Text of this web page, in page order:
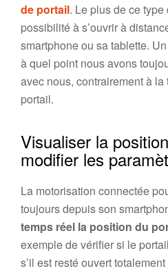
de portail. Le plus de ce
possibilité à s’ouvrir à
smartphone ou sa tablette.
à quel point nous avons
avec nous, contrairement à
portail.
Visualiser la
modifier les
La motorisation connectée
toujours depuis son
temps réel la position du
exemple de vérifier si le
s’il est resté ouvert